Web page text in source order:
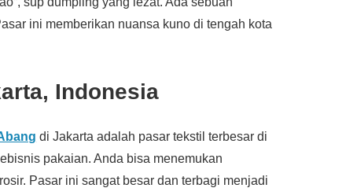
ini memberikan nuansa kuno di tengah kota
Indonesia
di Jakarta adalah pasar tekstil terbesar di
pakaian. Anda bisa menemukan
Pasar ini sangat besar dan terbagi menjadi